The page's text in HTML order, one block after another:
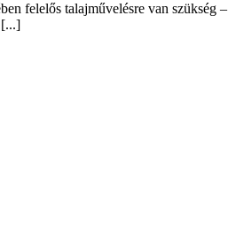
felelős talajművelésre van szükség –
[...]